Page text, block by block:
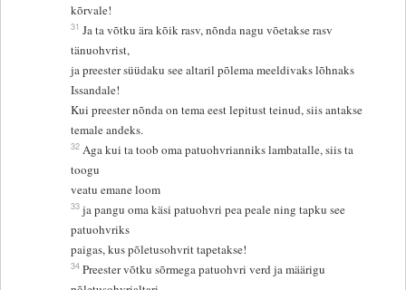
kõrvale!
31 Ja ta võtku ära kõik rasv, nõnda nagu võetakse rasv
tänuohvrist,
ja preester süüdaku see altaril põlema meeldivaks lõhnaks
Issandale!
Kui preester nõnda on tema eest lepitust teinud, siis antakse
temale andeks.
32 Aga kui ta toob oma patuohvrianniks lambatalle, siis ta
toogu
veatu emane loom
33 ja pangu oma käsi patuohvri pea peale ning tapku see
patuohvriks
paigas, kus põletusohvrit tapetakse!
34 Preester võtku sõrmega patuohvri verd ja määrigu